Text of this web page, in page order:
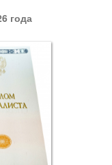
года